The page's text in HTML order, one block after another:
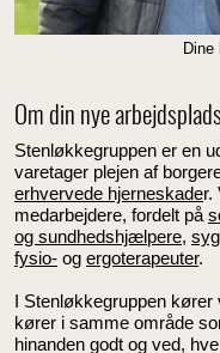
Om din nye arbejdsplads
Stenløkkegruppen er en
varetager plejen af
erhvervede hjerneskader.
medarbejdere, fordelt på
og sundhedshjælpere,
fysio- og ergoterapeuter.
I Stenløkkegruppen kører
kører i samme område
hinanden godt og ved,